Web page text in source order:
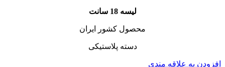
لیسه 18 سانت
محصول کشور ایران
دسته پلاستیکی
افزودن به علاقه مندی